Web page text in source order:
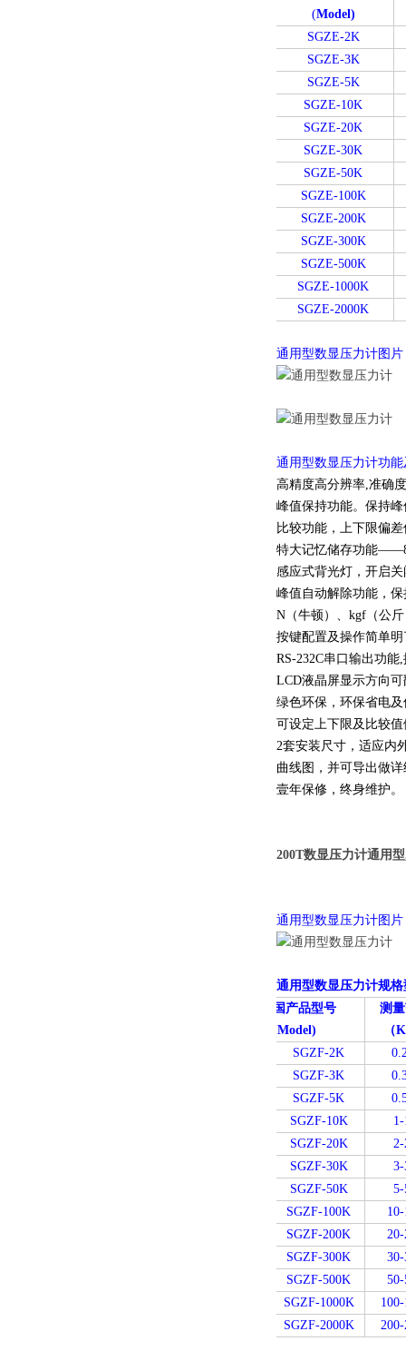
(Model)
SGZE-2K
SGZE-3K
SGZE-5K
SGZE-10K
SGZE-20K
SGZE-30K
SGZE-50K
SGZE-100K
SGZE-200K
SGZE-300K
SGZE-500K
SGZE-1000K
SGZE-2000K
通用型数显压力计图片
通用型数显压力计功
高精度高分辨率,准确
峰值保持功能。保持
比较功能，上下限偏
特大记忆储存功能
感应式背光灯，开启
峰值自动解除功能，
N（牛顿）、kgf（公
按键配置及操作简单
RS-232C串口输出功
LCD液晶屏显示方向
绿色环保，环保省电
可设定上下限及比较
2套安装尺寸，适应内
曲线图，并可导出做
壹年保修，终身维护。
200T数显压力计通用
通用型数显压力计图片
通用型数显压力计规格
国产品型号
(Model)
测
（
SGZF-2K
SGZF-3K
SGZF-5K
SGZF-10K
SGZF-20K
SGZF-30K
SGZF-50K
SGZF-100K
SGZF-200K
SGZF-300K
SGZF-500K
SGZF-1000K
SGZF-2000K